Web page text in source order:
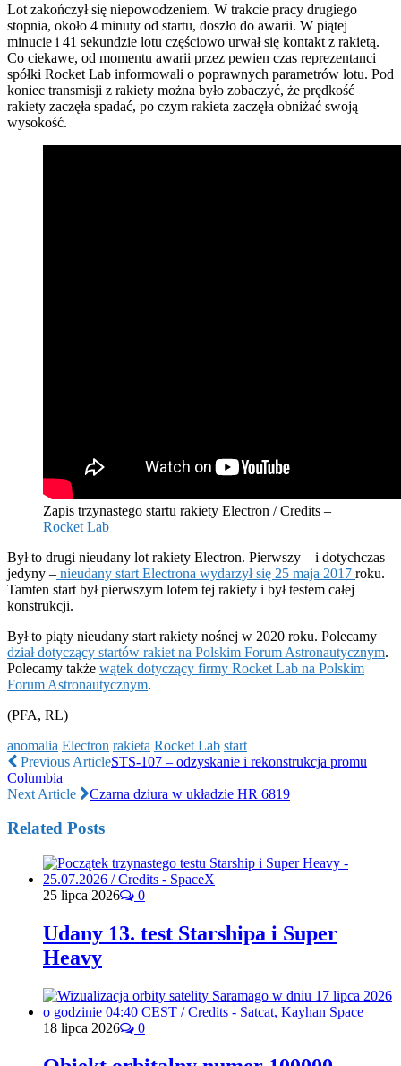
Lot zakończył się niepowodzeniem. W trakcie pracy drugiego
stopnia, około 4 minuty od startu, doszło do awarii. W piątej
minucie i 41 sekundzie lotu częściowo urwał się kontakt z rakietą.
Co ciekawe, od momentu awarii przez pewien czas reprezentanci
spółki Rocket Lab informowali o poprawnych parametrów lotu. Pod
koniec transmisji z rakiety można było zobaczyć, że prędkość
rakiety zaczęła spadać, po czym rakieta zaczęła obniżać swoją
wysokość.
Zapis trzynastego startu rakiety Electron / Credits –
Rocket Lab
Był to drugi nieudany lot rakiety Electron. Pierwszy – i dotychczas
jedyny – nieudany start Electrona wydarzył się 25 maja 2017 roku.
Tamten start był pierwszym lotem tej rakiety i był testem całej
konstrukcji.
Był to piąty nieudany start rakiety nośnej w 2020 roku. Polecamy
dział dotyczący startów rakiet na Polskim Forum Astronautycznym.
Polecamy także wątek dotyczący firmy Rocket Lab na Polskim
Forum Astronautycznym.
(PFA, RL)
anomalia Electron rakieta Rocket Lab start
Previous ArticleSTS-107 – odzyskanie i rekonstrukcja promu
Columbia
Next Article
Czarna dziura w układzie HR 6819
Related Posts
25 lipca 2026 0
Udany 13. test Starshipa i Super
Heavy
18 lipca 2026 0